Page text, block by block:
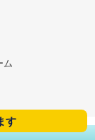
ム
す